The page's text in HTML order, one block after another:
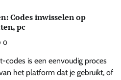
Codes inwisselen op
pc
0
codes is een eenvoudig proces
het platform dat je gebruikt, of